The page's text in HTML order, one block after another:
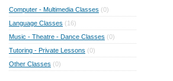
Computer - Multimedia Classes (0)
Language Classes (16)
Music - Theatre - Dance Classes (0)
Tutoring - Private Lessons (0)
Other Classes (0)